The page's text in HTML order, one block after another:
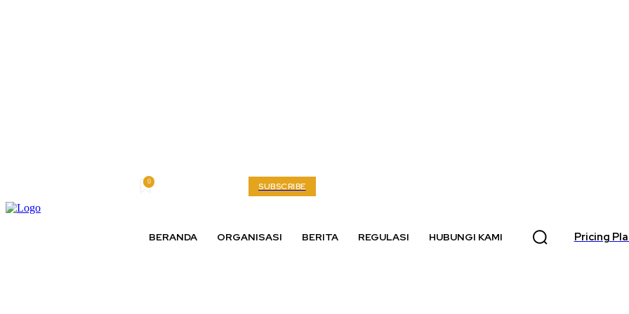
0 SUBSCRIBE
BERANDA ORGANISASI BERITA REGULASI HUBUNGI KAMI Pricing